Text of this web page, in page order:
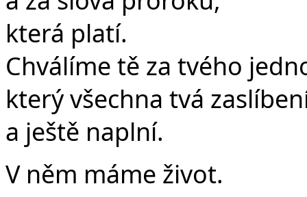
která platí.
Chválíme tě za tvého
který všechna tvá
a ještě naplní.
V něm máme život.